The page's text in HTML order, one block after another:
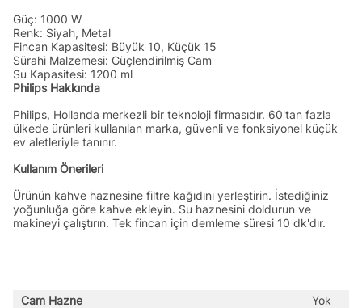
Güç: 1000 W
Renk: Siyah, Metal
Fincan Kapasitesi: Büyük 10, Küçük 15
Sürahi Malzemesi: Güçlendirilmiş Cam
Su Kapasitesi: 1200 ml
Philips Hakkında
Philips, Hollanda merkezli bir teknoloji firmasıdır. 60'tan fazla
ülkede ürünleri kullanılan marka, güvenli ve fonksiyonel küçük
ev aletleriyle tanınır.
Kullanım Önerileri
Ürünün kahve haznesine filtre kağıdını yerleştirin. İstediğiniz
yoğunluğa göre kahve ekleyin. Su haznesini doldurun ve
makineyi çalıştırın. Tek fincan için demleme süresi 10 dk'dır.
Cam Hazne Yok